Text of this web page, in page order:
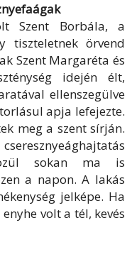
Szent Borbála, a
tiszteletnek örvend
Szent Margaréta és
idején élt,
ellenszegülve
apja lefejezte.
meg a szent sírján.
sokan ma is
a napon. A lakás
jelképe. Ha
volt a tél, kevés